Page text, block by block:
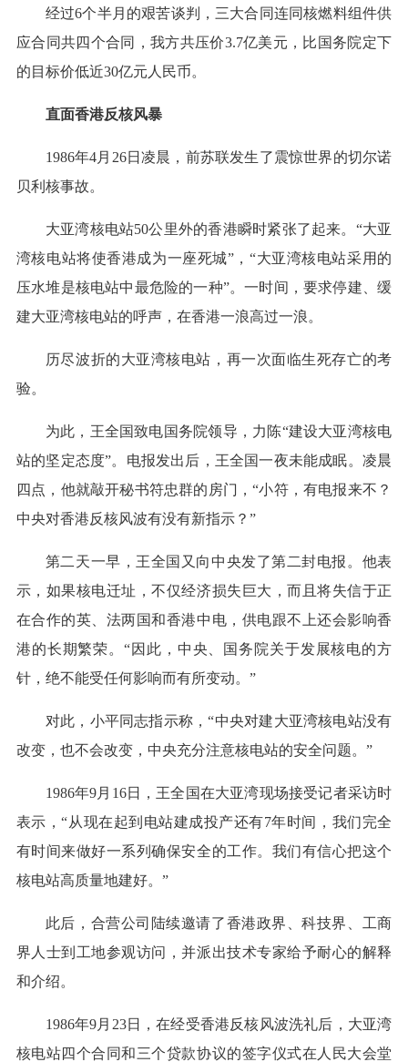
经过6个半月的艰苦谈判，三大合同连同核燃料组件供
应合同共四个合同，我方共压价3.7亿美元，比国务院定下
的目标价低近30亿元人民币。
直面香港反核风暴
1986年4月26日凌晨，前苏联发生了震惊世界的切尔诺
贝利核事故。
大亚湾核电站50公里外的香港瞬时紧张了起来。“大亚
湾核电站将使香港成为一座死城”，“大亚湾核电站采用的
压水堆是核电站中最危险的一种”。一时间，要求停建、缓
建大亚湾核电站的呼声，在香港一浪高过一浪。
历尽波折的大亚湾核电站，再一次面临生死存亡的考
验。
为此，王全国致电国务院领导，力陈“建设大亚湾核电
站的坚定态度”。电报发出后，王全国一夜未能成眠。凌晨
四点，他就敲开秘书符忠群的房门，“小符，有电报来不？
中央对香港反核风波有没有新指示？”
第二天一早，王全国又向中央发了第二封电报。他表
示，如果核电迁址，不仅经济损失巨大，而且将失信于正
在合作的英、法两国和香港中电，供电跟不上还会影响香
港的长期繁荣。“因此，中央、国务院关于发展核电的方
针，绝不能受任何影响而有所变动。”
对此，小平同志指示称，“中央对建大亚湾核电站没有
改变，也不会改变，中央充分注意核电站的安全问题。”
1986年9月16日，王全国在大亚湾现场接受记者采访时
表示，“从现在起到电站建成投产还有7年时间，我们完全
有时间来做好一系列确保安全的工作。我们有信心把这个
核电站高质量地建好。”
此后，合营公司陆续邀请了香港政界、科技界、工商
界人士到工地参观访问，并派出技术专家给予耐心的解释
和介绍。
1986年9月23日，在经受香港反核风波洗礼后，大亚湾
核电站四个合同和三个贷款协议的签字仪式在人民大会堂